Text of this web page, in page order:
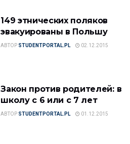
149 этнических поляков
эвакуированы в Польшу
АВТОР STUDENTPORTAL.PL 02.12.2015
Закон против родителей: в
школу с 6 или с 7 лет
АВТОР STUDENTPORTAL.PL 01.12.2015